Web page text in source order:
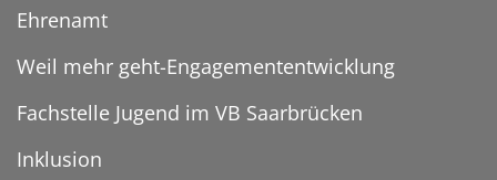
Ehrenamt
Weil mehr geht-Engagemententwicklung
Fachstelle Jugend im VB Saarbrücken
Inklusion